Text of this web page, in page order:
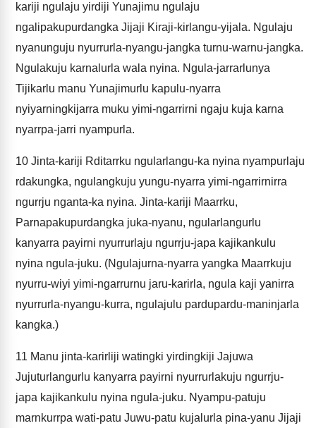
kariji ngulaju yirdiji Yunajimu ngulaju
ngalipakupurdangka Jijaji Kiraji-kirlangu-yijala. Ngulaju
nyanunguju nyurrurla-nyangu-jangka turnu-warnu-jangka.
Ngulakuju karnalurla wala nyina. Ngula-jarrarlunya
Tijikarlu manu Yunajimurlu kapulu-nyarra
nyiyarningkijarra muku yimi-ngarrirni ngaju kuja karna
nyarrpa-jarri nyampurla.
10 Jinta-kariji Rditarrku ngularlangu-ka nyina nyampurlaju
rdakungka, ngulangkuju yungu-nyarra yimi-ngarrirnirra
ngurrju nganta-ka nyina. Jinta-kariji Maarrku,
Parnapakupurdangka juka-nyanu, ngularlangurlu
kanyarra payirni nyurrurlaju ngurrju-japa kajikankulu
nyina ngula-juku. (Ngulajurna-nyarra yangka Maarrkuju
nyurru-wiyi yimi-ngarrurnu jaru-karirla, ngula kaji yanirra
nyurrurla-nyangu-kurra, ngulajulu pardupardu-maninjarla
kangka.)
11 Manu jinta-karirliji watingki yirdingkiji Jajuwa
Jujuturlangurlu kanyarra payirni nyurrurlakuju ngurrju-
japa kajikankulu nyina ngula-juku. Nyampu-patuju
marnkurrpa wati-patu Juwu-patu kujalurla pina-yanu Jijaji